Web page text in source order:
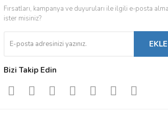
Fırsatları, kampanya ve duyuruları ile ilgili e-posta
ister misiniz?
EKLE
Bizi Takip Edin